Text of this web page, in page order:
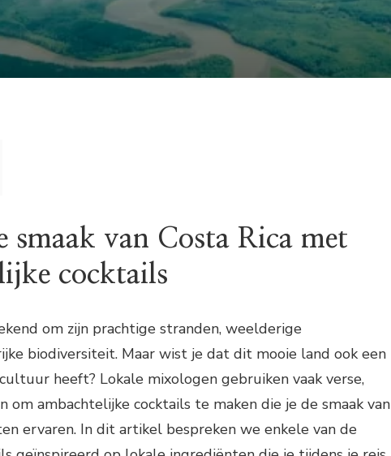
smaak van Costa Rica met
cocktails
om zijn prachtige stranden, weelderige
biodiversiteit. Maar wist je dat dit mooie land ook een
heeft? Lokale mixologen gebruiken vaak verse,
om ambachtelijke cocktails te maken die je de smaak van
ervaren. In dit artikel bespreken we enkele van de